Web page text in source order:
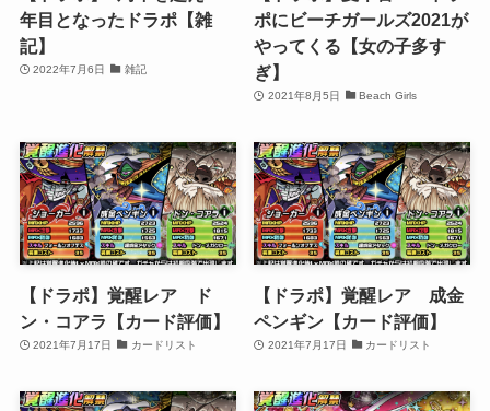
年目となったドラポ【雑
記】
2022年7月6日 雑記
ポにビーチガールズ2021が
やってくる【女の子多す
ぎ】
2021年8月5日 Beach Girls
【ドラポ】覚醒レア ド
ン・コアラ【カード評価】
2021年7月17日 カードリスト
【ドラポ】覚醒レア 成金
ペンギン【カード評価】
2021年7月17日 カードリスト